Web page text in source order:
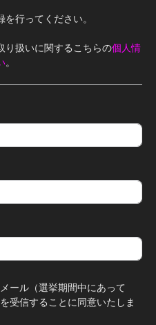
行ってください。
り扱いに関するこちらの個人情
。
ール（選挙期間中にあって
受信することに同意いたしま